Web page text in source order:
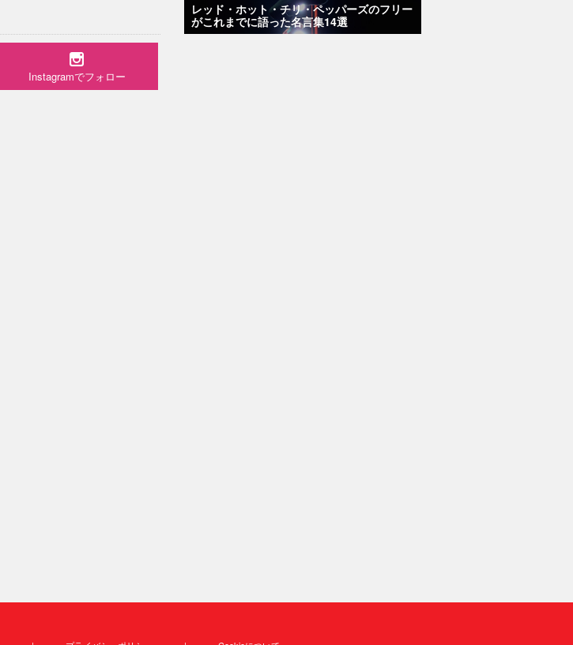
Instagramでフォロー
レッド・ホット・チリ・ペッパーズのフリー
がこれまでに語った名言集14選